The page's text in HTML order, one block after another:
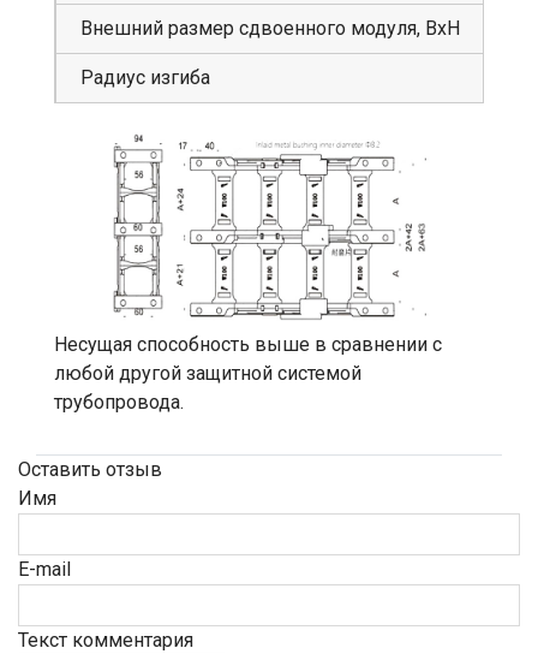
Внешний размер сдвоенного модуля, ВхН
Радиус изгиба
Несущая способность выше в сравнении с
любой другой защитной системой
трубопровода.
Оставить отзыв
Имя
E-mail
Текст комментария